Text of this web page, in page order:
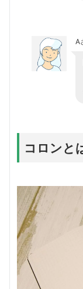
A
コロンと